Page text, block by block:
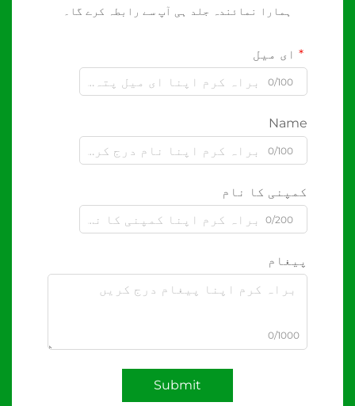
ہمارا نمائندہ جلد ہی آپ سے رابطہ کرے گا۔
ای میل
0/100
Name
0/100
کمپنی کا نام
0/200
پیغام
0/1000
Submit